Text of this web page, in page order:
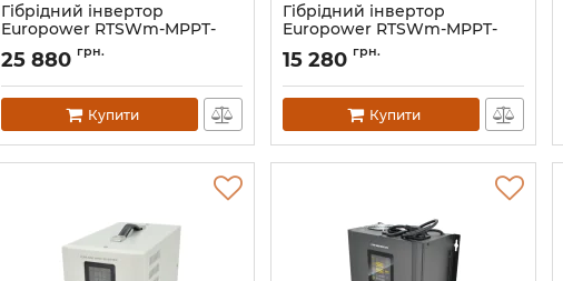
Гiбрiдний інвертор
Europower RTSWm-MPPT-
Артикул: 12664
25 880 грн.
Купити
Гiбрiдний інвертор
Europower RTSWm-MPPT-
2000LCD
Артикул: 12663
15 280 грн.
Купити